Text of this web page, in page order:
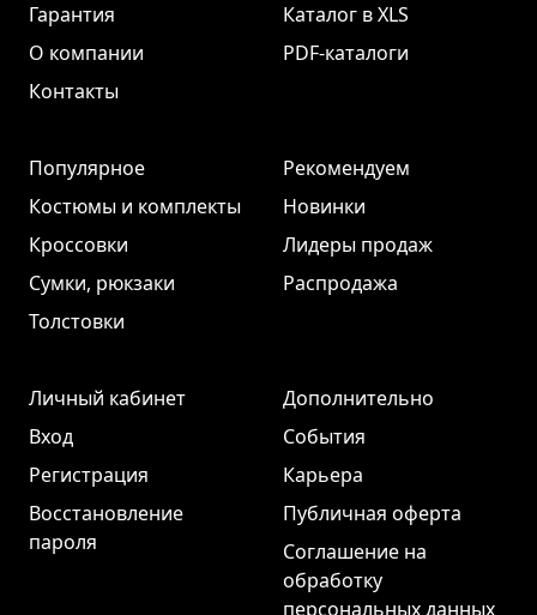
Гарантия
О компании
Контакты
Каталог в XLS
PDF-каталоги
Популярное
Костюмы и комплекты
Кроссовки
Сумки, рюкзаки
Толстовки
Рекомендуем
Новинки
Лидеры продаж
Распродажа
Личный кабинет
Вход
Регистрация
Восстановление
пароля
Дополнительно
События
Карьера
Публичная оферта
Соглашение на
обработку
персональных данных